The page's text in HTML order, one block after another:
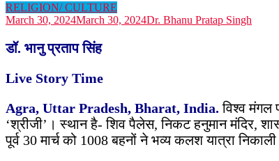
RELIGION/ CULTURE
March 30, 2024March 30, 2024Dr. Bhanu Pratap Singh
डॉ. भानु प्रताप सिंह
Live Story Time
Agra, Uttar Pradesh, Bharat, India. विश्व मंगल
‘श्रीजी’। स्थान है- शिव पैलेस, निकट हनुमान मंदिर,
पूर्व 30 मार्च को 1008 बहनों ने भव्य कलश यात्रा